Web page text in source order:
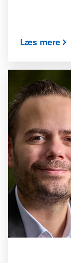
Læs mere